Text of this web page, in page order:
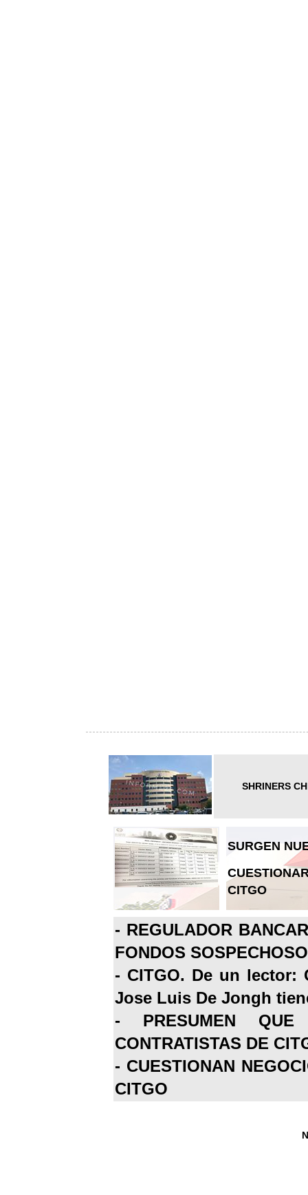
SHRINERS
SURGEN
CITGO
- REGULADOR
FONDOS
- CITGO. De un lector:
Jose Luis De Jongh
- PRESUMEN
CONTRATISTAS DE
- CUESTIONAN
CITGO